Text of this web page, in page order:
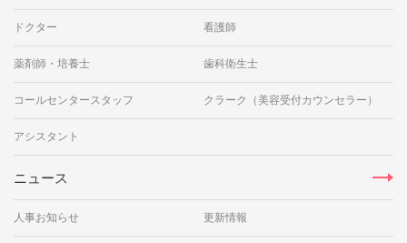
ドクター 看護師
薬剤師・培養士 歯科衛生士
コールセンタースタッフ クラーク（美容受付カウンセラー）
アシスタント
ニュース
人事お知らせ 更新情報